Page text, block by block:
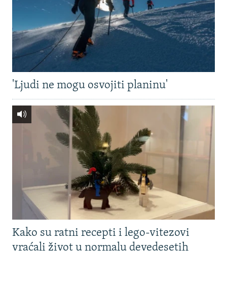
'Ljudi ne mogu osvojiti planinu'
Kako su ratni recepti i lego-vitezovi
vraćali život u normalu devedesetih